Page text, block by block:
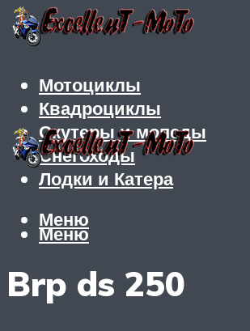
Мотоциклы
Квадроциклы
Скутеры и мопеды
Снегоходы
Лодки и Катера
Меню
Меню
Brp ds 250